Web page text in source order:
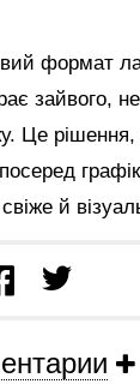
формат
зайвого,
Це
й